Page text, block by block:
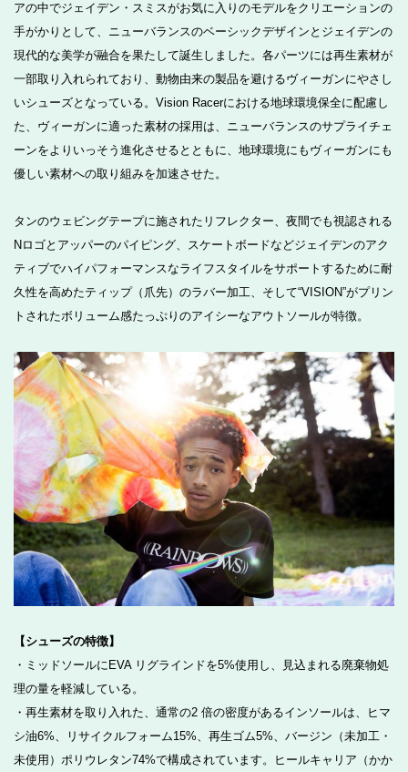
アの中でジェイデン・スミスがお気に入りのモデルをクリエーションの
手がかりとして、ニューバランスのベーシックデザインとジェイデンの
現代的な美学が融合を果たして誕生しました。各パーツには再生素材が
一部取り入れられており、動物由来の製品を避けるヴィーガンにやさし
いシューズとなっている。Vision Racerにおける地球環境保全に配慮し
た、ヴィーガンに適った素材の採用は、ニューバランスのサプライチェ
ーンをよりいっそう進化させるとともに、地球環境にもヴィーガンにも
優しい素材への取り組みを加速させた。
タンのウェビングテープに施されたリフレクター、夜間でも視認される
Nロゴとアッパーのパイピング、スケートボードなどジェイデンのアク
ティブでハイパフォーマンスなライフスタイルをサポートするために耐
久性を高めたティップ（爪先）のラバー加工、そして“VISION”がプリン
トされたボリューム感たっぷりのアイシーなアウトソールが特徴。
【シューズの特徴】
・ミッドソールにEVA リグラインドを5%使用し、見込まれる廃棄物処
理の量を軽減している。
・再生素材を取り入れた、通常の2 倍の密度があるインソールは、ヒマ
シ油6%、リサイクルフォーム15%、再生ゴム5%、バージン（未加工・
未使用）ポリウレタン74%で構成されています。ヒールキャリア（かか